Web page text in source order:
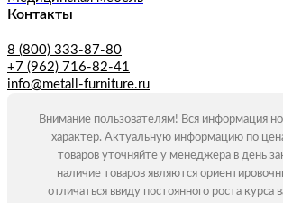
Контакты
8 (800) 333-87-80
+7 (962) 716-82-41
info@metall-furniture.ru
Внимание пользователям! Вся информация
характер. Актуальную информацию по
товаров уточняйте у менеджера в день
наличие товаров являются
отличаться ввиду постоянного роста курса